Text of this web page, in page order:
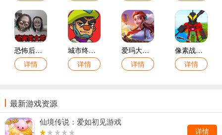
恐怖后室生存冒险游戏
详情
城市终极冒险游戏
详情
爱玛大冒险游戏
详情
像素战士冒险游戏
详情
最新游戏资源
仙境传说：爱如初见游戏
详情